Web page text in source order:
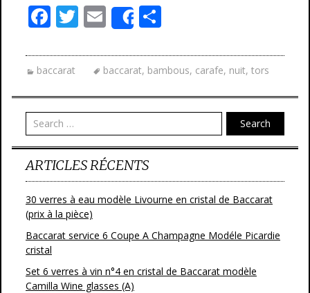
F
ac
e
b
o
o
k
T
w
itt
er
E
m
ai
l
Share
ta
g
er
baccarat baccarat, bambous, carafe, nuit, tors
Search
ARTICLES RÉCENTS
30 verres à eau modèle Livourne en cristal de Baccarat
(prix à la pièce)
Baccarat service 6 Coupe A Champagne Modéle Picardie
cristal
Set 6 verres à vin n°4 en cristal de Baccarat modèle
Camilla Wine glasses (A)